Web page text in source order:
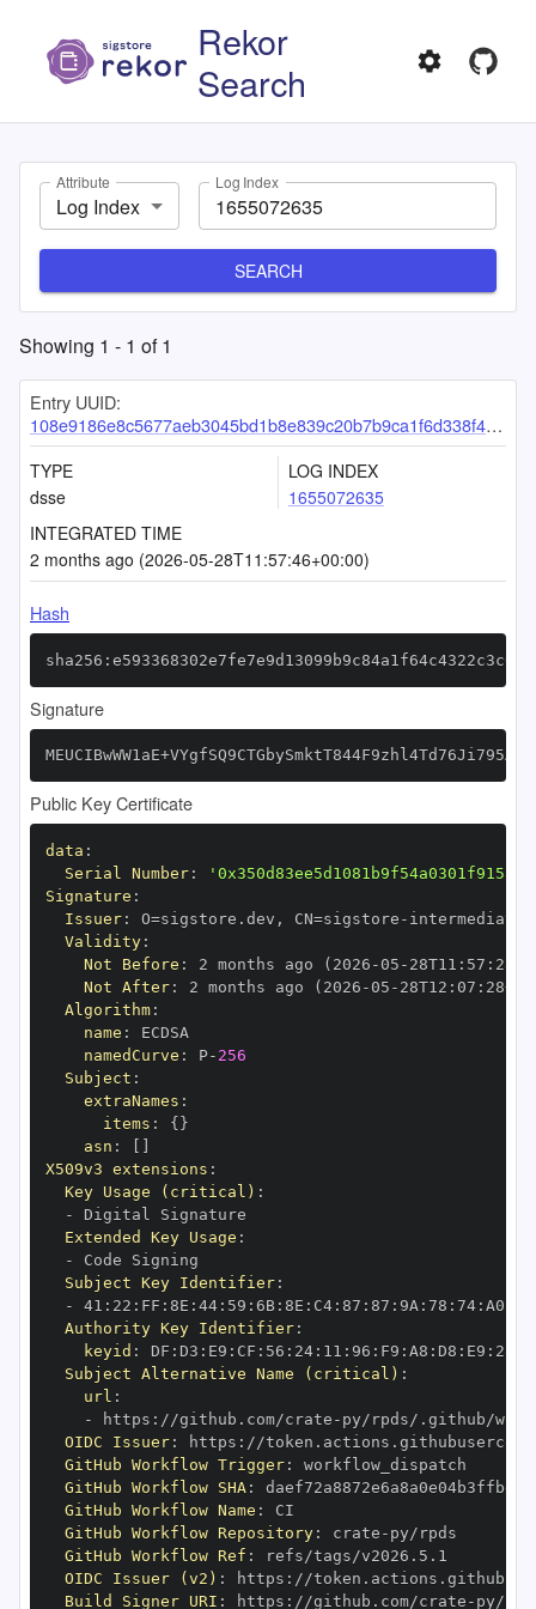
Rekor
Search
Attribute
Log Index
Log Index
SEARCH
Showing 1 - 1 of1
Entry UUID:
108e9186e8c5677aeb3045bd1b8e839c20b7b9ca1f6d338f440b9a513ee3fe231846d0afc320f189
TYPE
dsse
LOG INDEX
1655072635
INTEGRATED TIME
2 months ago (2026-05-28T11:57:46+00:00)
Hash
Signature
Public Key Certificate
data :
Serial Number:
Signature :
Issuer: O=sigstore.dev , CN=sigstore -
Validity:
Not Before : 2 months ago (2026 -05 - 28T11 : 57 :
Not After: 2 months ago (2026 -05 - 28T12 : 07 : 28+00
Algorithm:
name :
namedCurve : P- 256
Subject :
extraNames :
items : { }
asn :
X509v3 extensions :
Key Usage (critical) :
-
Extended Key Usage :
-
Subject Key Identifier:
-
41 : 22 : FF : 8E : 44: 59 : 6B: 8E : C4: 87 : 87 : 9A : 78 : 74: A0
Authority Key Identifier:
keyid : DF : D3 : E9 : CF : 56 : 24: 11 : 96 : F9 : A8 : D8 : E9 : 28
Subject Alternative Name (critical) :
url :
-
https : //github.com/crate -
OIDC Issuer: https :
GitHub Workflow Trigger:
GitHub Workflow SHA:
GitHub Workflow Name :
GitHub Workflow Repository: crate -
GitHub Workflow Ref :
OIDC Issuer (v2) : https :
Build Signer URI : https : //github.com/crate -